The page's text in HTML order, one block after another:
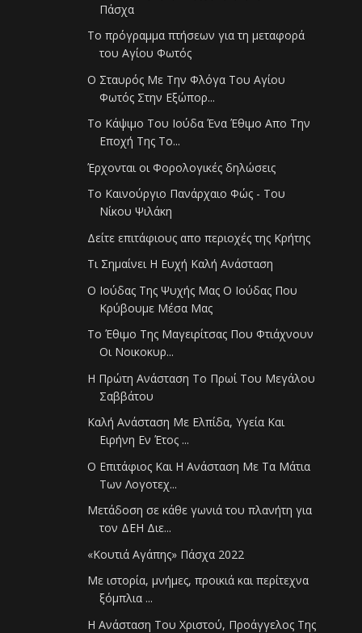
Πάσχα
Το πρόγραμμα πτήσεων για τη μεταφορά
του Αγίου Φωτός
Ο Σταυρός Με Την Φλόγα Του Αγίου
Φωτός Στην Εξώπορ...
Το Κάψιμο Του Ιούδα Ένα Έθιμο Απο Την
Εποχή Της Το...
Έρχονται οι Φορολογικές δηλώσεις
Το Καινούργιο Πανάρχαιο Φώς - Του
Νίκου Ψιλάκη
Δείτε επιτάφιους απο περιοχές της Κρήτης
Τι Σημαίνει Η Ευχή Καλή Ανάσταση
Ο Ιούδας Της Ψυχής Μας Ο Ιούδας Που
Κρύβουμε Μέσα Μας
Το Έθιμο Της Μαγειρίτσας Που Φτιάχνουν
Οι Νοικοκυρ...
Η Πρώτη Ανάσταση Το Πρωί Του Μεγάλου
Σαββάτου
Καλή Ανάσταση Με Ελπίδα, Υγεία Και
Ειρήνη Εν Έτος ...
Ο Επιτάφιος Και Η Ανάσταση Με Τα Μάτια
Των Λογοτεχ...
Μετάδοση σε κάθε γωνιά του πλανήτη για
τον ΔΕΗ Διε...
«Κουτιά Αγάπης» Πάσχα 2022
Με ιστορία, μνήμες, προικιά και περίτεχνα
ξόμπλια ...
Η Ανάσταση Του Χριστού, Προάγγελος Της